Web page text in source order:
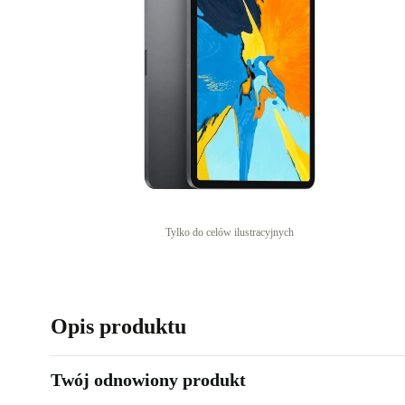
Tylko do celów ilustracyjnych
Opis produktu
Twój odnowiony produkt